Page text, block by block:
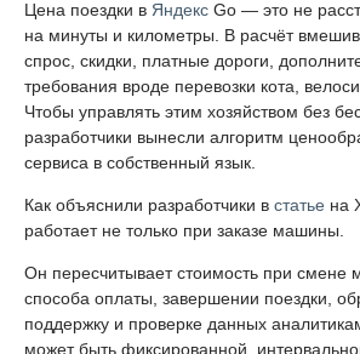
Цена поездки в Яндекс Go — это не
на минуты и километры. В расчёт
спрос, скидки, платные дороги,
требования вроде перевозки кота,
Чтобы управлять этим хозяйством без
разработчики вынесли алгоритм
сервиса в собственный язык.
Как объяснили разработчики в статье на
работает не только при заказе машины.
Он пересчитывает стоимость при смене
способа оплаты, завершении поездки,
поддержку и проверке данных
может быть фиксированной,